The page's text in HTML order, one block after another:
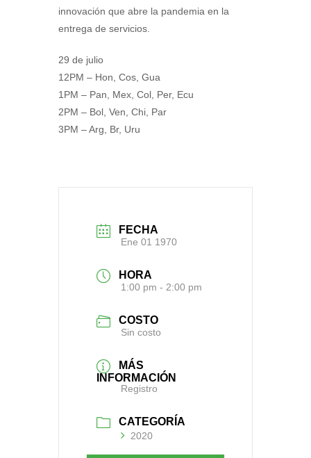
innovación que abre la pandemia en la
entrega de servicios.
29 de julio
12PM – Hon, Cos, Gua
1PM – Pan, Mex, Col, Per, Ecu
2PM – Bol, Ven, Chi, Par
3PM – Arg, Br, Uru
FECHA
Ene 01 1970
HORA
1:00 pm - 2:00 pm
COSTO
Sin costo
MÁS
INFORMACIÓN
Registro
CATEGORÍA
2020